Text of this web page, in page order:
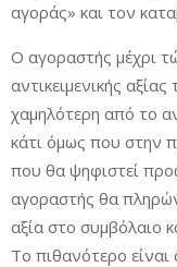
αγοράς» και τον
Ο αγοραστής μέχρι
αντικειμενικής
χαμηλότερη από το
κάτι όμως που στην
που θα ψηφιστεί
αγοραστής θα
αξία στο συμβόλαιο
Το πιθανότερο είναι